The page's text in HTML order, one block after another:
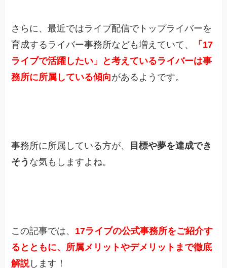
さらに、最近ではライブ配信でトップライバーを
育成するライバー事務所なども増えていて、
「17
ライブで活躍したい」と考えているライバーは事
務所に所属している傾向があるようです。
事務所に所属している方が、
目標や夢を達成でき
そう な気もしますよね。
この記事では、 17ライブの公式事務所をご紹介す
るとともに、所属メリットやデメリットまで徹底
解説します！